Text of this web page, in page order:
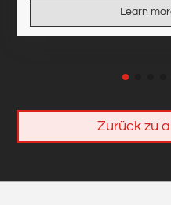
Learn
Zurück zu